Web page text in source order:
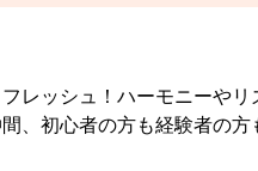
レッシュ！ハーモニーやリ
、初心者の方も経験者の方